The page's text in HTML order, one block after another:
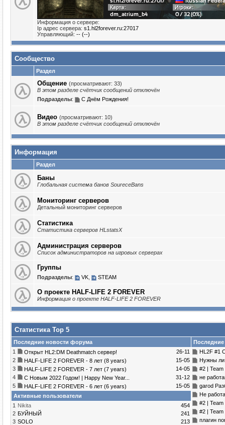
Информация о сервере:
Ip адрес сервера: s1.hl2forever.ru:27017
Управляющий: -- (--)
Сообщество
Раздел
Общение (просматривают: 33)
В этом разделе счётчик сообщений отключён
Подразделы: С Днём Рождения!
Видео (просматривают: 10)
В этом разделе счётчик сообщений отключён
Информация
Раздел
Баны
Глобальная система банов SoureceBans
Мониторинг серверов
Детальный мониторинг серверов
Статистика
Статистика серверов HLstatsX
Администрация серверов
Список администраторов на игровых серверах
Группы
Подразделы: VK STEAM
О проекте HALF-LIFE 2 FOREVER
Информация о проекте HALF-LIFE 2 FOREVER
Статистика Top 5
Последние новости форума
1
Открыт HL2:DM Deathmatch сервер!
26-11
2
HALF-LIFE 2 FOREVER - 8 лет (8 years)
15-05
3
HALF-LIFE 2 FOREVER - 7 лет (7 years)
14-05
4
С Новым 2022 Годом! | Happy New Year...
31-12
5
HALF-LIFE 2 FOREVER - 6 лет (6 years) 15-05
HL2F #1
Нужны ли
#2 |
не
garod
Не
#2 |
#2 | Team
плагин
Активные пользователи
1 Nikita
454
2 БУЙНЫЙ
241
3 SOLO
213